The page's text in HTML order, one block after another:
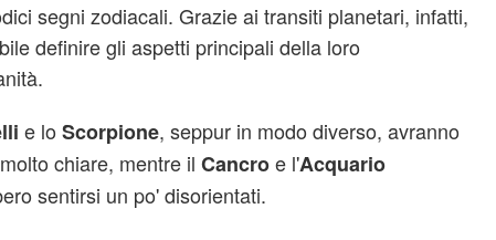
segni zodiacali. Grazie ai transiti planetari, infatti,
definire gli aspetti principali della loro
e lo Scorpione, seppur in modo diverso, avranno
chiare, mentre il Cancroe l'Acquario
sentirsi un po' disorientati.